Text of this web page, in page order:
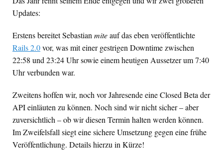
Updates:
Erstens bereitet Sebastian miteauf das eben veröffentlichte
Rails 2.0vor, was mit einer gestrigen Downtime zwischen
22:58 und 23:24 Uhr sowie einem heutigen Aussetzer um 7:40
Uhr verbunden war.
Zweitens hoffen wir, noch vor Jahresende eine Closed Beta der
APIeinläuten zu können. Noch sind wir nicht sicher – aber
zuversichtlich – ob wir diesen Termin halten werden können.
Im Zweifelsfall siegt eine sichere Umsetzung gegen eine frühe
Veröffentlichung. Details hierzu in Kürze!